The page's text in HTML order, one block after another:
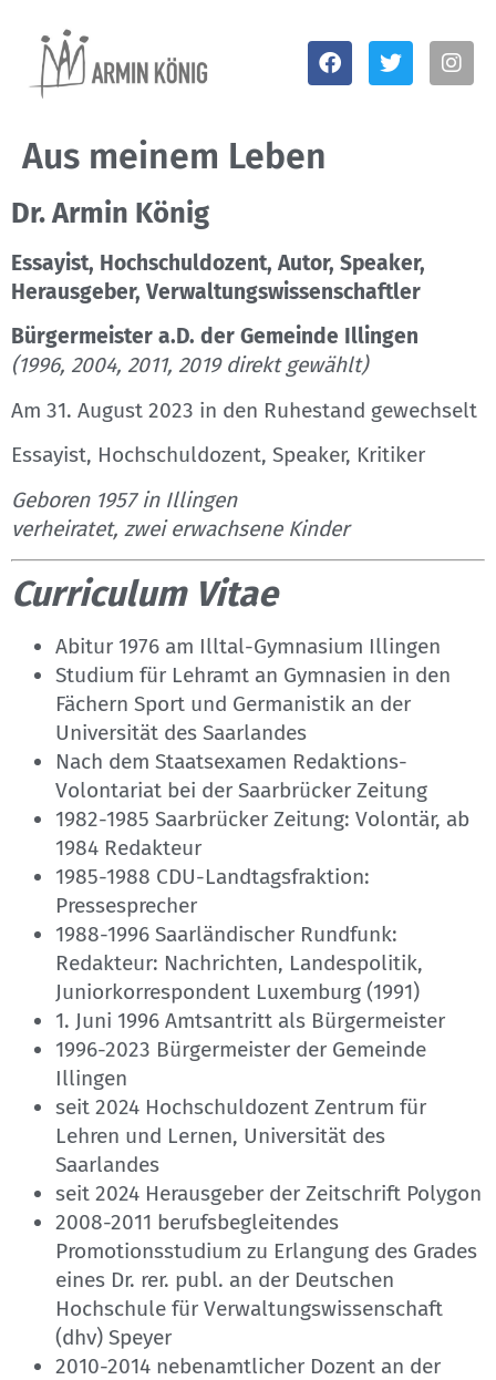
Aus meinem Leben
Dr. Armin König
Essayist, Hochschuldozent, Autor, Speaker,
Herausgeber, Verwaltungswissenschaftler
Bürgermeister a.D. der Gemeinde Illingen
(1996, 2004, 2011, 2019 direkt gewählt)
Am 31. August 2023 in den Ruhestand gewechselt
Essayist, Hochschuldozent, Speaker, Kritiker
Geboren 1957 in Illingen
verheiratet, zwei erwachsene Kinder
Curriculum Vitae
Abitur 1976 am Illtal-Gymnasium Illingen
Studium für Lehramt an Gymnasien in den
Fächern Sport und Germanistik an der
Universität des Saarlandes
Nach dem Staatsexamen Redaktions-
Volontariat bei der Saarbrücker Zeitung
1982-1985 Saarbrücker Zeitung: Volontär, ab
1984 Redakteur
1985-1988 CDU-Landtagsfraktion:
Pressesprecher
1988-1996 Saarländischer Rundfunk:
Redakteur: Nachrichten, Landespolitik,
Juniorkorrespondent Luxemburg (1991)
1. Juni 1996 Amtsantritt als Bürgermeister
1996-2023 Bürgermeister der Gemeinde
Illingen
seit 2024 Hochschuldozent Zentrum für
Lehren und Lernen, Universität des
Saarlandes
seit 2024 Herausgeber der Zeitschrift Polygon
2008-2011 berufsbegleitendes
Promotionsstudium zu Erlangung des Grades
eines Dr. rer. publ. an der Deutschen
Hochschule für Verwaltungswissenschaft
(dhv) Speyer
2010-2014 nebenamtlicher Dozent an der